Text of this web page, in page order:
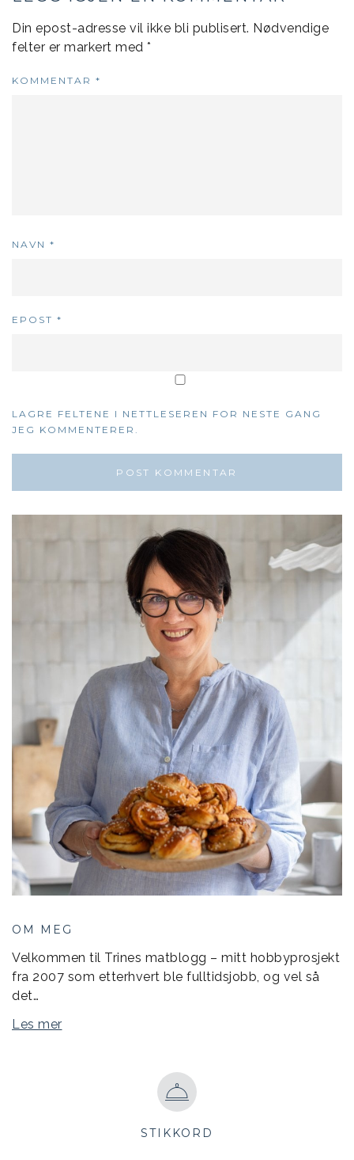
Din epost-adresse vil ikke bli publisert. Nødvendige
felter er markert med *
KOMMENTAR *
NAVN *
EPOST *
LAGRE FELTENE I NETTLESEREN FOR NESTE GANG
JEG KOMMENTERER.
OM MEG
Velkommen til Trines matblogg – mitt hobbyprosjekt
fra 2007 som etterhvert ble fulltidsjobb, og vel så
det…
Les mer
STIKKORD